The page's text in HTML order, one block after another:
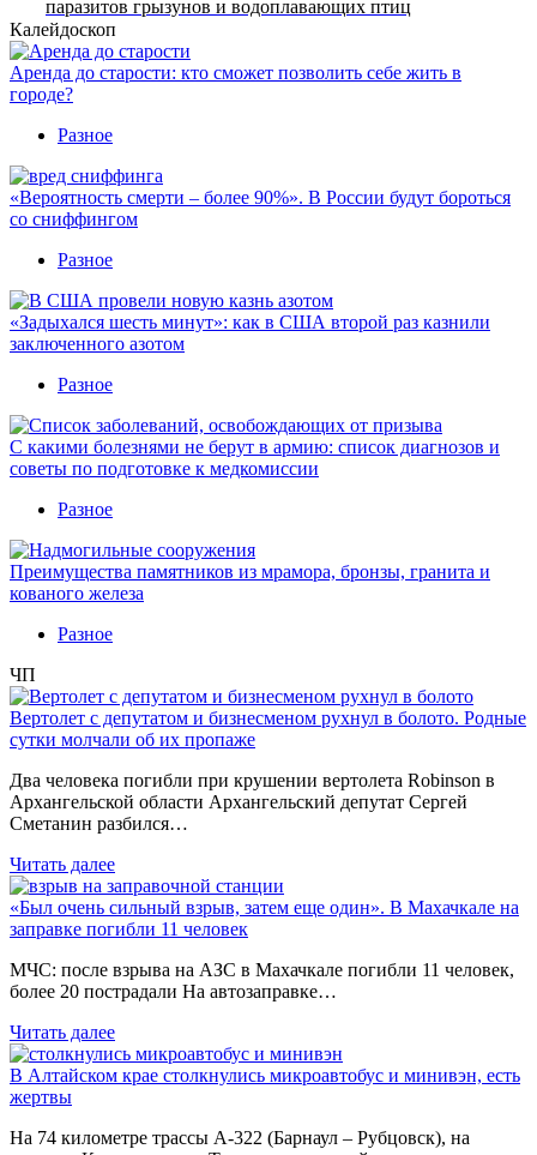
паразитов грызунов и водоплавающих птиц
Калейдоскоп
Аренда до старости: кто сможет позволить себе жить в
городе?
Разное
«Вероятность смерти – более 90%». В России будут бороться
со сниффингом
Разное
«Задыхался шесть минут»: как в США второй раз казнили
заключенного азотом
Разное
С какими болезнями не берут в армию: список диагнозов и
советы по подготовке к медкомиссии
Разное
Преимущества памятников из мрамора, бронзы, гранита и
кованого железа
Разное
ЧП
Вертолет с депутатом и бизнесменом рухнул в болото. Родные
сутки молчали об их пропаже
Два человека погибли при крушении вертолета Robinson в
Архангельской области Архангельский депутат Сергей
Сметанин разбился…
Читать далее
«Был очень сильный взрыв, затем еще один». В Махачкале на
заправке погибли 11 человек
МЧС: после взрыва на АЗС в Махачкале погибли 11 человек,
более 20 пострадали На автозаправке…
Читать далее
В Алтайском крае столкнулись микроавтобус и минивэн, есть
жертвы
На 74 километре трассы А-322 (Барнаул – Рубцовск), на